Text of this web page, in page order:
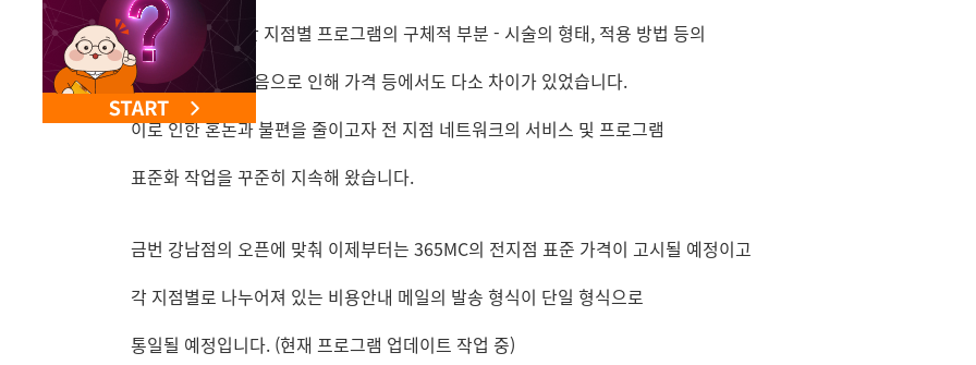
365MC는 그 동안 지점별 프로그램의 구체적 부분 - 시술의 형태, 적용 방법 등의
약간의 차이가 있음으로 인해 가격 등에서도 다소 차이가 있었습니다.
이로 인한 혼돈과 불편을 줄이고자 전 지점 네트워크의 서비스 및 프로그램
표준화 작업을 꾸준히 지속해 왔습니다.
금번 강남점의 오픈에 맞춰 이제부터는 365MC의 전지점 표준 가격이 고시될 예정이고
각 지점별로 나누어져 있는 비용안내 메일의 발송 형식이 단일 형식으로
통일될 예정입니다. (현재 프로그램 업데이트 작업 중)